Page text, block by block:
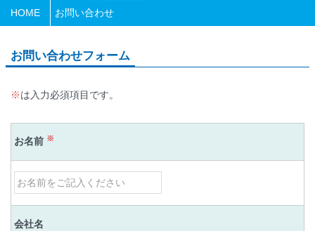
HOME お問い合わせ
お問い合わせフォーム
※は入力必須項目です。
お名前 ※
会社名